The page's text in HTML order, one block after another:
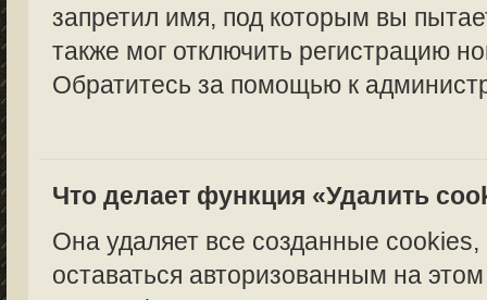
запретил имя, под которым вы
также мог отключить регистрацию
Обратитесь за помощью к
Что делает функция «Удалить
Она удаляет все созданные
оставаться авторизованным на